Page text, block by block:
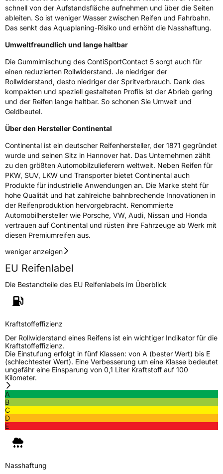
schnell von der Aufstandsfläche aufnehmen und über die Seiten
ableiten. So ist weniger Wasser zwischen Reifen und Fahrbahn.
Das senkt das Aquaplaning-Risiko und erhöht die Nasshaftung.
Umweltfreundlich und lange haltbar
Die Gummimischung des ContiSportContact 5 sorgt auch für
einen reduzierten Rollwiderstand. Je niedriger der
Rollwiderstand, desto niedriger der Spritverbrauch. Dank des
kompakten und speziell gestalteten Profils ist der Abrieb gering
und der Reifen lange haltbar. So schonen Sie Umwelt und
Geldbeutel.
Über den Hersteller Continental
Continental ist ein deutscher Reifenhersteller, der 1871 gegründet
wurde und seinen Sitz in Hannover hat. Das Unternehmen zählt
zu den größten Automobilzulieferern weltweit. Neben Reifen für
PKW, SUV, LKW und Transporter bietet Continental auch
Produkte für industrielle Anwendungen an. Die Marke steht für
hohe Qualität und hat zahlreiche bahnbrechende Innovationen in
der Reifenproduktion hervorgebracht. Renommierte
Automobilhersteller wie Porsche, VW, Audi, Nissan und Honda
vertrauen auf Continental und rüsten ihre Fahrzeuge ab Werk mit
diesen Premiumreifen aus.
weniger anzeigen
EU Reifenlabel
Die Bestandteile des EU Reifenlabels im Überblick
Kraftstoffeffizienz
Der Rollwiderstand eines Reifens ist ein wichtiger Indikator für die
Kraftstoffeffizienz.
Die Einstufung erfolgt in fünf Klassen: von A (bester Wert) bis E
(schlechtester Wert). Eine Verbesserung um eine Klasse bedeutet
ungefähr eine Einsparung von 0,1 Liter Kraftstoff auf 100
Kilometer.
A
B
C
D
E
Nasshaftung